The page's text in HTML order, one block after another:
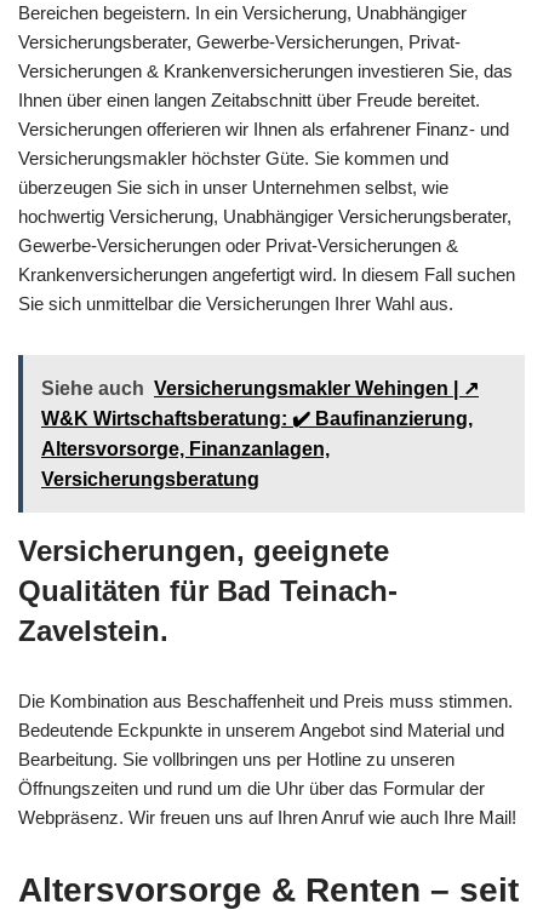
Bereichen begeistern. In ein Versicherung, Unabhängiger
Versicherungsberater, Gewerbe-Versicherungen, Privat-
Versicherungen & Krankenversicherungen investieren Sie, das
Ihnen über einen langen Zeitabschnitt über Freude bereitet.
Versicherungen offerieren wir Ihnen als erfahrener Finanz- und
Versicherungsmakler höchster Güte. Sie kommen und
überzeugen Sie sich in unser Unternehmen selbst, wie
hochwertig Versicherung, Unabhängiger Versicherungsberater,
Gewerbe-Versicherungen oder Privat-Versicherungen &
Krankenversicherungen angefertigt wird. In diesem Fall suchen
Sie sich unmittelbar die Versicherungen Ihrer Wahl aus.
Siehe auch Versicherungsmakler Wehingen | ↗️
W&K Wirtschaftsberatung: ✔️ Baufinanzierung,
Altersvorsorge, Finanzanlagen,
Versicherungsberatung
Versicherungen, geeignete
Qualitäten für Bad Teinach-
Zavelstein.
Die Kombination aus Beschaffenheit und Preis muss stimmen.
Bedeutende Eckpunkte in unserem Angebot sind Material und
Bearbeitung. Sie vollbringen uns per Hotline zu unseren
Öffnungszeiten und rund um die Uhr über das Formular der
Webpräsenz. Wir freuen uns auf Ihren Anruf wie auch Ihre Mail!
Altersvorsorge & Renten – seit